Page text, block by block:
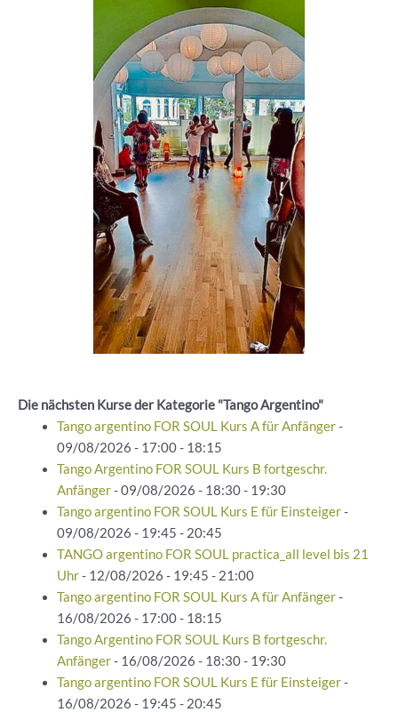
Die nächsten Kurse der Kategorie "Tango Argentino"
Tango argentino FOR SOUL Kurs A für Anfänger-
09/08/2026 - 17:00 - 18:15
Tango Argentino FOR SOUL Kurs B fortgeschr.
Anfänger- 09/08/2026 - 18:30 - 19:30
Tango argentino FOR SOUL Kurs E für Einsteiger-
09/08/2026 - 19:45 - 20:45
TANGO argentino FOR SOUL practica_all level bis 21
Uhr- 12/08/2026 - 19:45 - 21:00
Tango argentino FOR SOUL Kurs A für Anfänger-
16/08/2026 - 17:00 - 18:15
Tango Argentino FOR SOUL Kurs B fortgeschr.
Anfänger- 16/08/2026 - 18:30 - 19:30
Tango argentino FOR SOUL Kurs E für Einsteiger-
16/08/2026 - 19:45 - 20:45